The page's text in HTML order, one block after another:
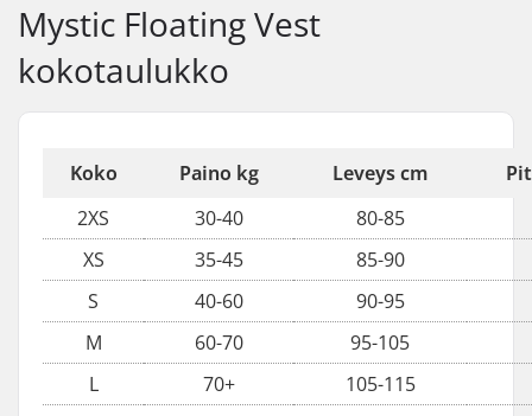
Mystic Floating Vest
kokotaulukko
Koko Paino kg Leveys cm
2XS
30-40
80-85
XS
35-45
85-90
S
40-60
90-95
M
60-70
95-105
L
70+
105-115